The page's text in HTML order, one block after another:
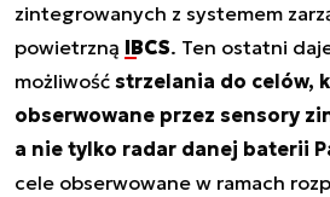
zintegrowanych z systemem
powietrzną IBCS. Ten ostatni
możliwość strzelania do celów,
obserwowane przez sensory
a nie tylko radar danej baterii
cele obserwowane w ramach